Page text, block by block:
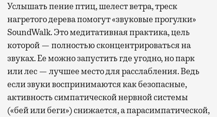
Услышать пение птиц, шелест ветра, треск
нагретого дерева помогут «звуковые прогулки»
SoundWalk. Это медитативная практика, цель
которой — полностью сконцентрироваться на
звуках. Ее можно запустить где угодно, но парк
или лес — лучшее место для расслабления. Ведь
если звуки воспринимаются как безопасные,
активность симпатической нервной системы
(«бей или беги») снижается, а парасимпатической,